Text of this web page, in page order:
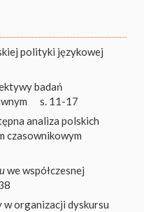
polityki językowej
badań
s. 11-17
analiza polskich
czasownikowym
we współczesnej
organizacji dyskursu